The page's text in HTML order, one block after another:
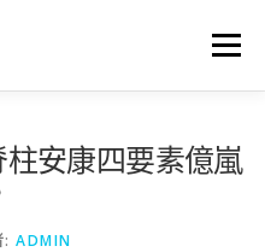
選單
安康四要素億嵐
ADMIN